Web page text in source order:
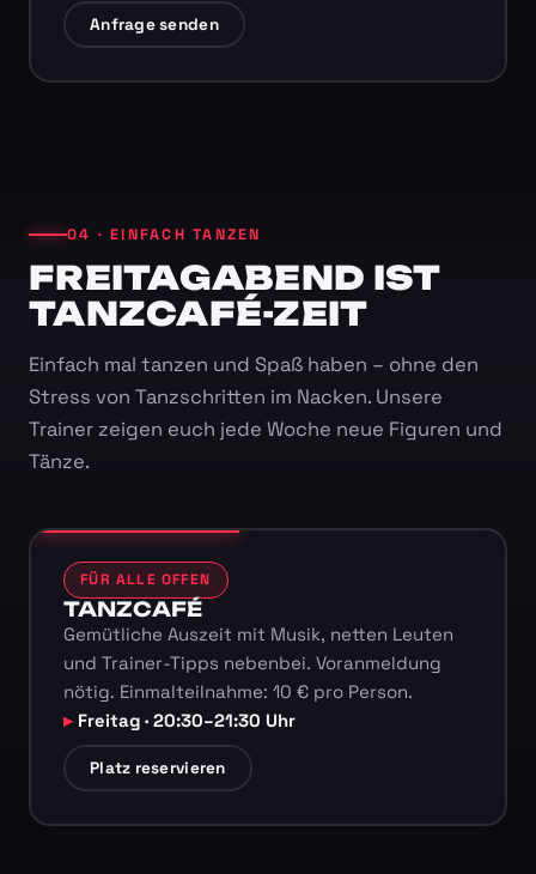
Anfrage senden
04 · EINFACH TANZEN
FREITAGABEND IST
TANZCAFÉ-ZEIT
Einfach mal tanzen und Spaß haben – ohne den
Stress von Tanzschritten im Nacken. Unsere
Trainer zeigen euch jede Woche neue Figuren und
Tänze.
FÜR ALLE OFFEN
TANZCAFÉ
Gemütliche Auszeit mit Musik, netten Leuten
und Trainer-Tipps nebenbei. Voranmeldung
nötig. Einmalteilnahme: 10 € pro Person.
Freitag · 20:30–21:30 Uhr
Platz reservieren